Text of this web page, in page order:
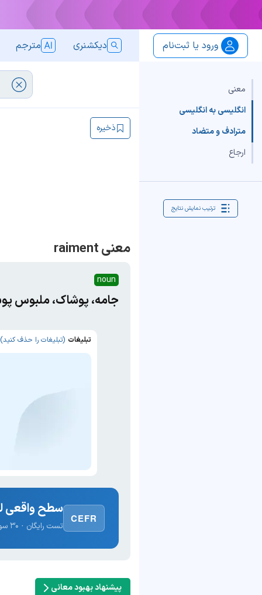
ورود یا ثبت‌نام دیکشنری مترجم
معنی
انگلیسی به انگلیسی
مترادف و متضاد
ارجاع
ترتیب نمایش نتایج
ذخیره
معنی raiment
noun
جامه، پوشاک، ملبوس
تبلیغات (تبلیغات را حذف کنید)
CEFR
سطح واقعی
تست رایگان · ۳۰ سوال · نتیجه فوری
پیشنهاد بهبود معانی